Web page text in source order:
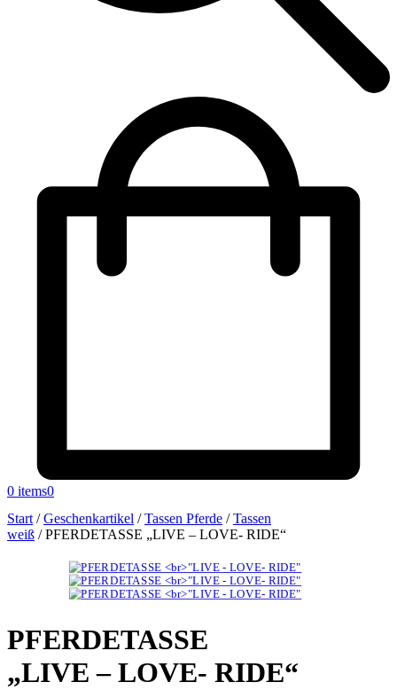
0 items0
Start /Geschenkartikel /Tassen Pferde /Tassen
weiß /PFERDETASSE „LIVE – LOVE- RIDE“
PFERDETASSE
„LIVE – LOVE- RIDE“